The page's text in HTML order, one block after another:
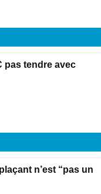
pas tendre avec
n’est “pas un